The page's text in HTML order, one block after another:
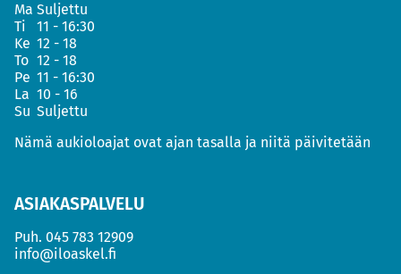
Ma Suljettu
Ti
11 - 16:30
Ke 12 - 18
To 12 - 18
Pe 11 - 16:30
La 10 - 16
Su Suljettu
Nämä aukioloajat ovat ajan tasalla ja niitä päivitetään
ASIAKASPALVELU
Puh. 045 783 12909
info@iloaskel.fi